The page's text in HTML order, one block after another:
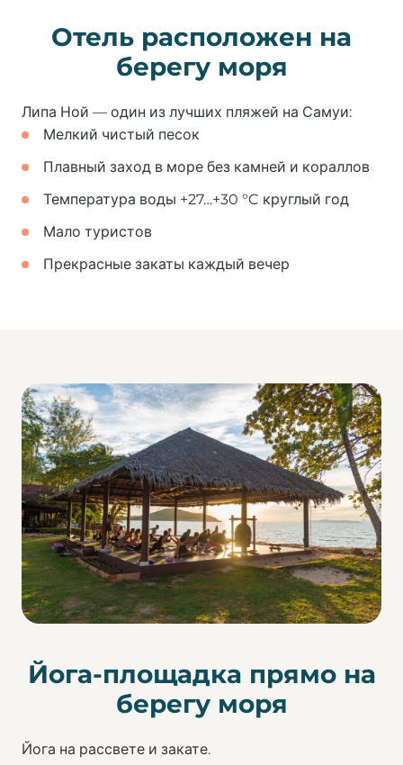
Отель расположен на
берегу моря
Липа Ной — один из лучших пляжей на Самуи:
Мелкий чистый песок
Плавный заход в море без камней и кораллов
Температура воды +27…+30 °C круглый год
Мало туристов
Прекрасные закаты каждый вечер
Йога-площадка прямо на
берегу моря
Йога на рассвете и закате.